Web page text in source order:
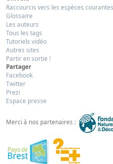
Raccourcis vers les espèces courantes
Glossaire
Les auteurs
Tous les tags
Tutoriels vidéo
Autres sites
Partir en sortie !
Partager
Facebook
Twitter
Prezi
Espace presse
Merci à nos partenaires :